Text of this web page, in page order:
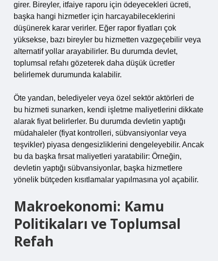
girer. Bireyler, itfaiye raporu için ödeyecekleri ücreti,
başka hangi hizmetler için harcayabileceklerini
düşünerek karar verirler. Eğer rapor fiyatları çok
yüksekse, bazı bireyler bu hizmetten vazgeçebilir veya
alternatif yollar arayabilirler. Bu durumda devlet,
toplumsal refahı gözeterek daha düşük ücretler
belirlemek durumunda kalabilir.
Öte yandan, belediyeler veya özel sektör aktörleri de
bu hizmeti sunarken, kendi işletme maliyetlerini dikkate
alarak fiyat belirlerler. Bu durumda devletin yaptığı
müdahaleler (fiyat kontrolleri, sübvansiyonlar veya
teşvikler) piyasa dengesizliklerini dengeleyebilir. Ancak
bu da başka fırsat maliyetleri yaratabilir: Örneğin,
devletin yaptığı sübvansiyonlar, başka hizmetlere
yönelik bütçeden kısıtlamalar yapılmasına yol açabilir.
Makroekonomi: Kamu
Politikaları ve Toplumsal
Refah